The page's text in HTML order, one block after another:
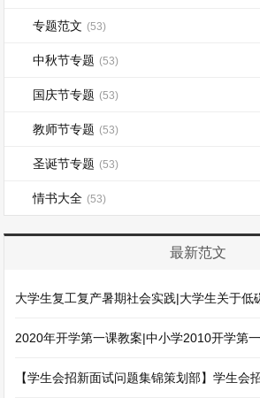
专题范文 (53)
中秋节专题 (53)
国庆节专题 (53)
教师节专题 (53)
圣诞节专题 (53)
情书大全 (53)
最新范文
大学生复工复产暑期社会实践|大学生关于低
2020年开学第一课教案|中小学2010开学第
【学生会招新面试问题集锦策划部】学生会